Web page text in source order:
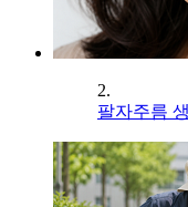
2.
팔자주름